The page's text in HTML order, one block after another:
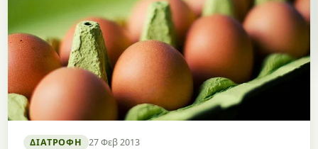
ΔΙΑΤΡΟΦΉ 27 Φεβ 2013